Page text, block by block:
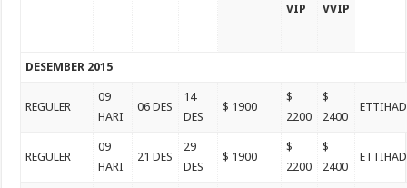
VIP VVIP
DESEMBER 2015
REGULER
09
HARI
06 DES
14
DES
$ 1900
$
2200
$
2400
ETTIHAD
REGULER
09
HARI
21 DES
29
DES
$ 1900
$
2200
$
2400
ETTIHAD